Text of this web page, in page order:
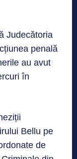
Judecătoria
penală
au avut
în
Bellu pe
de